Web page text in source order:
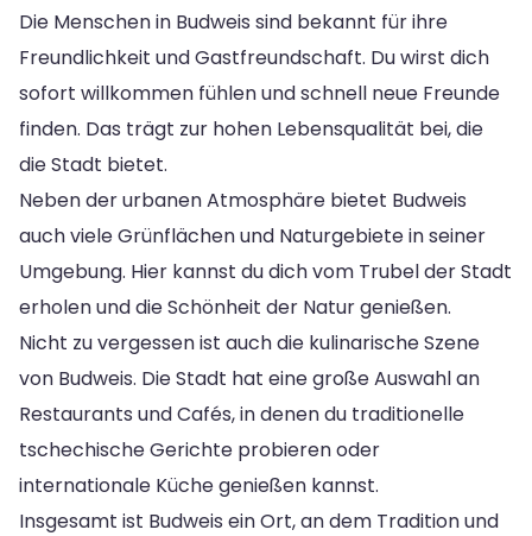
Die Menschen in Budweis sind bekannt für ihre
Freundlichkeit und Gastfreundschaft. Du wirst dich
sofort willkommen fühlen und schnell neue Freunde
finden. Das trägt zur hohen Lebensqualität bei, die
die Stadt bietet.
Neben der urbanen Atmosphäre bietet Budweis
auch viele Grünflächen und Naturgebiete in seiner
Umgebung. Hier kannst du dich vom Trubel der Stadt
erholen und die Schönheit der Natur genießen.
Nicht zu vergessen ist auch die kulinarische Szene
von Budweis. Die Stadt hat eine große Auswahl an
Restaurants und Cafés, in denen du traditionelle
tschechische Gerichte probieren oder
internationale Küche genießen kannst.
Insgesamt ist Budweis ein Ort, an dem Tradition und